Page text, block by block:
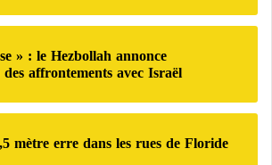
» : le Hezbollah annonce
affrontements avec Israël
mètre erre dans les rues de Floride